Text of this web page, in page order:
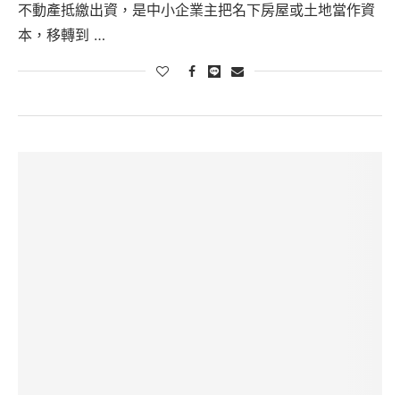
不動產抵繳出資，是中小企業主把名下房屋或土地當作資
本，移轉到 …